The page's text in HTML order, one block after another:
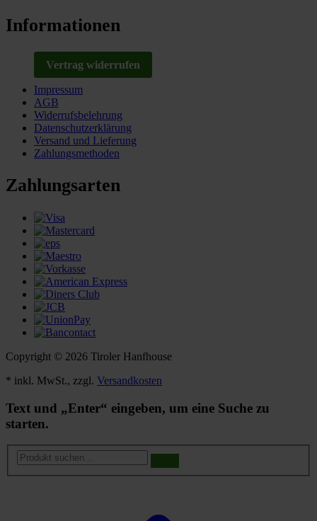
Informationen
Vertrag widerrufen
Impressum
AGB
Widerrufsbelehrung
Datenschutzerklärung
Versand und Lieferung
Zahlungsmethoden
Zahlungsarten
Copyright © 2026 Tiroler Hanfhouse
* inkl. MwSt., zzgl. Versandkosten
Text und „Enter“ eingeben, um eine Suche zu
starten.
Produkt
suchen...